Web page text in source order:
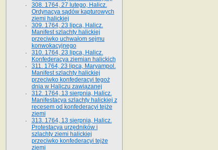
308. 1764, 27 lutego, Halicz.
Ordynacya sądów kapturowych
ziemi halickiej
309. 1764, 23 lipca, Halicz.
Manifest szlachty halickiej
przeciwko uchwałom sejmu
konwokacyjnego
310. 1764, 23 lipca, Halicz.
Konfederacya ziemian halickich
311. 1764, 23 lipca, Maryampol.
Manifest szlachty halickiej
przeciwko konfederacyi tegoż
dnia w Haliczu zawiązanej
312. 1764, 13 sierpnia, Halicz.
Manifestacya szlachty halickiej z
recesem od konfederacyi tejże
ziemi
313. 1764, 13 sierpnia, Halicz.
Protestacya urzędników i
szlachty ziemi halickiej
przeciwko konfederacyi tejże
ziemi